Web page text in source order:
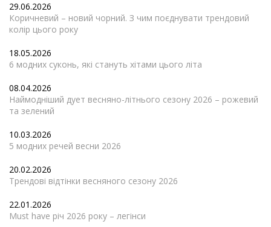
29.06.2026
Коричневий – новий чорний. З чим поєднувати трендовий
колір цього року
18.05.2026
6 модних суконь, які стануть хітами цього літа
08.04.2026
Наймодніший дует весняно-літнього сезону 2026 – рожевий
та зелений
10.03.2026
5 модних речей весни 2026
20.02.2026
Трендові відтінки весняного сезону 2026
22.01.2026
Must have річ 2026 року – легінси